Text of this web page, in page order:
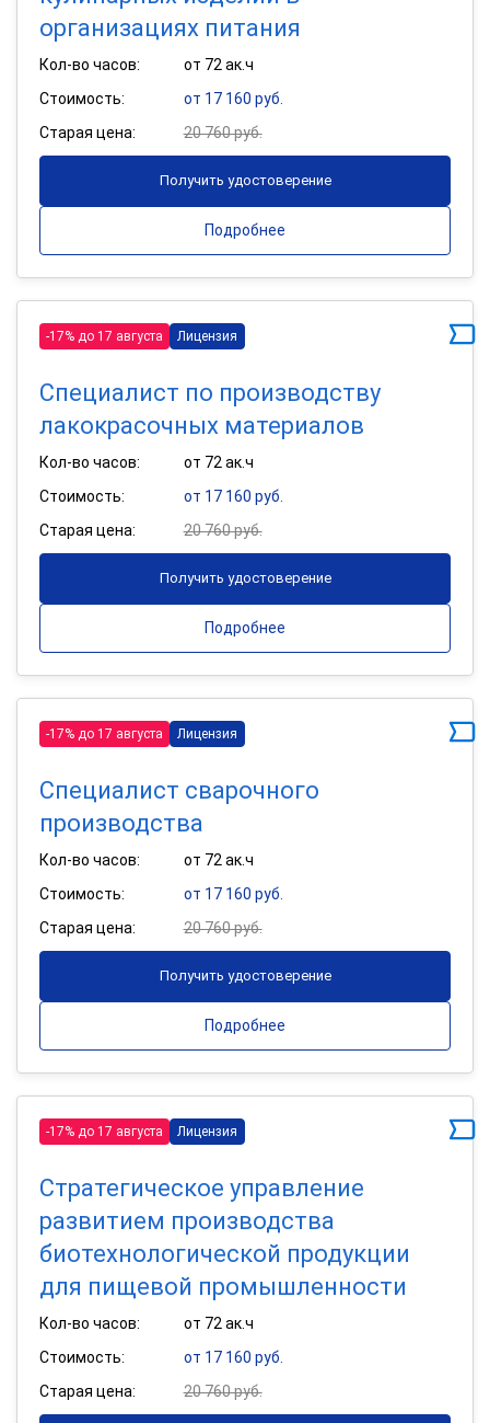
организациях питания
Кол-во часов:
от 72 ак.ч
Стоимость:
от 17 160 руб.
Старая цена:
20 760 руб.
Получить удостоверение
Подробнее
-17% до 17 августа Лицензия
Специалист по производству
лакокрасочных материалов
Кол-во часов:
от 72 ак.ч
Стоимость:
от 17 160 руб.
Старая цена:
20 760 руб.
Получить удостоверение
Подробнее
-17% до 17 августа Лицензия
Специалист сварочного
производства
Кол-во часов:
от 72 ак.ч
Стоимость:
от 17 160 руб.
Старая цена:
20 760 руб.
Получить удостоверение
Подробнее
-17% до 17 августа Лицензия
Стратегическое управление
развитием производства
биотехнологической продукции
для пищевой промышленности
Кол-во часов:
от 72 ак.ч
Стоимость:
от 17 160 руб.
Старая цена:
20 760 руб.